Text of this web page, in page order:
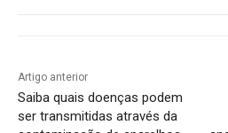
Artigo anterior
Saiba quais doenças podem
ser transmitidas através da